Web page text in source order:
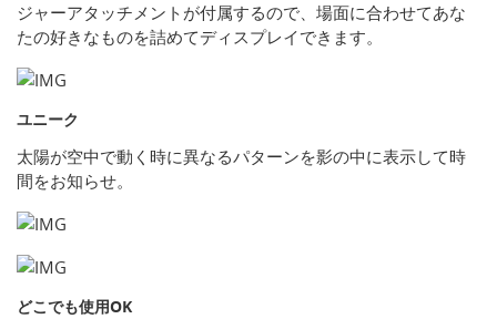
ジャーアタッチメントが付属するので、場面に合わせてあな
たの好きなものを詰めてディスプレイできます。
ユニーク
太陽が空中で動く時に異なるパターンを影の中に表示して時
間をお知らせ。
どこでも使用OK